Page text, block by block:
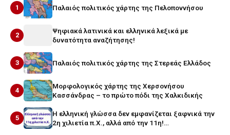
1 Παλαιός πολιτικός χάρτης της Πελοποννήσου
2
Ψηφιακά λατινικά και ελληνικά λεξικά με
δυνατότητα αναζήτησης!
3 Παλαιός πολιτικός χάρτης της Στερεάς Ελλάδος
4
Μορφολογικός χάρτης της Χερσονήσου
Κασσάνδρας – το πρώτο πόδι της Χαλκιδικής
5
Η ελληνική γλώσσα δεν εμφανίζεται ξαφνικά την
2η χιλιετία π.Χ., αλλά από την 11η!…